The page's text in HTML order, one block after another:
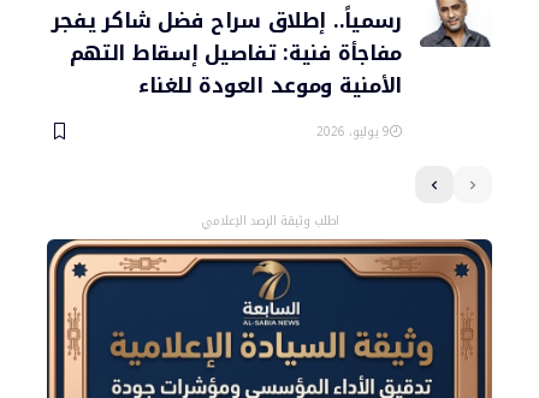
رسمياً.. إطلاق سراح فضل شاكر يفجر
مفاجأة فنية: تفاصيل إسقاط التهم
الأمنية وموعد العودة للغناء
9 يوليو، 2026
اطلب وثيقة الرصد الإعلامي